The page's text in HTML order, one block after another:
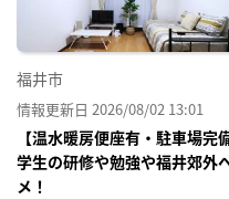
福井市
情報更新日 2026/08/02 13:01
【温水暖房便座有・駐車場
学生の研修や勉強や福井郊外
メ！